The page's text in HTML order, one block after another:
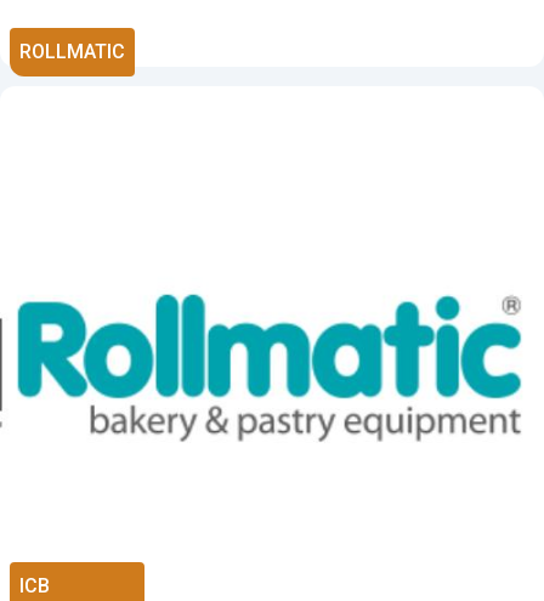
ROLLMATIC
ICB